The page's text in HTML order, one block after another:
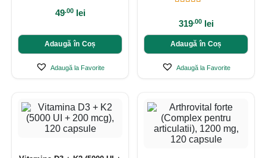
49.00 lei
Adaugă în Coș
Adaugă la Favorite
319.00 lei
Adaugă în Coș
Adaugă la Favorite